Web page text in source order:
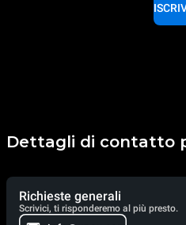
Dettagli di contatto
Richieste generali
Scrivici, ti risponderemo al più presto.